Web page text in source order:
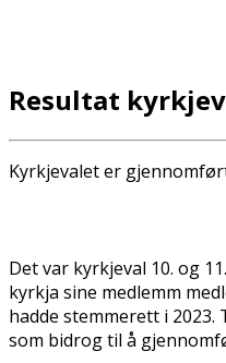
Resultat
Kyrkjevalet er
Det var kyrkjeval 10. og
kyrkja sine medlemm
hadde stemmerett i 2023.
som bidrog til å